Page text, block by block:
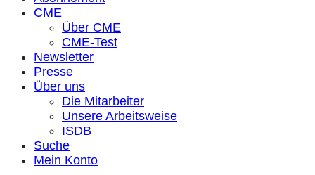
CME
Über CME
CME-Test
Newsletter
Presse
Über uns
Die Mitarbeiter
Unsere Arbeitsweise
ISDB
Suche
Mein Konto